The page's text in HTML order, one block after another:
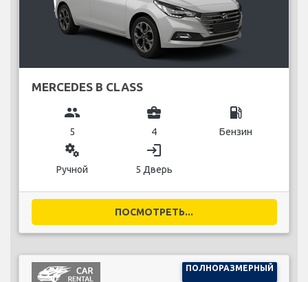
Автоматическая 4 Дверь
ПОСМОТРЕТЬ...
ПОЛНОРАЗМЕРНЫЙ
MERCEDES C CLASS ESTATE